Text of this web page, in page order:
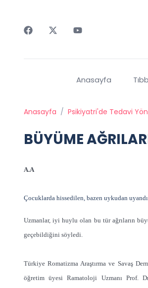
Anasayfa
Anasayfa / Psikiyatri'de Tedavi
BÜYÜME
A.A
Çocuklarda hissedilen, bazen uykudan
Uzmanlar, iyi huylu olan bu tür ağrıların
geçebildiğini söyledi.
Türkiye Romatizma Araştırma ve Savaş
öğretim üyesi Ramatoloji Uzmanı Prof.